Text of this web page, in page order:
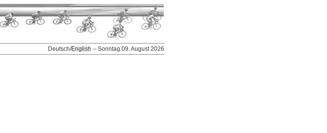
Deutsch/English -- Sonntag 09. August 2026